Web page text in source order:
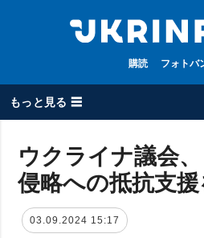
購読 フォトバ
もっと見る ☰
全てのトピック
被占領地
ウクライナ議会
侵略への抵抗支
03.09.2024 15:17